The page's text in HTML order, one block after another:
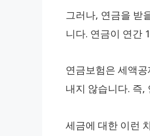
그러나, 연금을 받
니다. 연금이 연간
연금보험은 세액
내지 않습니다. 즉,
세금에 대한 이런